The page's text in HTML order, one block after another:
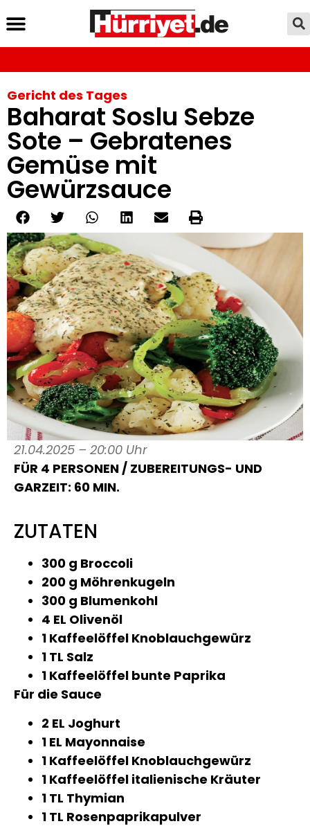
Gericht des Tages
Baharat Soslu Sebze
Sote – Gebratenes
Gemüse mit
Gewürzsauce
21.04.2025 – 20:00 Uhr
FÜR 4 PERSONEN / ZUBEREITUNGS- UND
GARZEIT: 60 MIN.
ZUTATEN
300 g Broccoli
200 g Möhrenkugeln
300 g Blumenkohl
4 EL Olivenöl
1 Kaffeelöffel Knoblauchgewürz
1 TL Salz
1 Kaffeelöffel bunte Paprika
Für die Sauce
2 EL Joghurt
1 EL Mayonnaise
1 Kaffeelöffel Knoblauchgewürz
1 Kaffeelöffel italienische Kräuter
1 TL Thymian
1 TL Rosenpaprikapulver